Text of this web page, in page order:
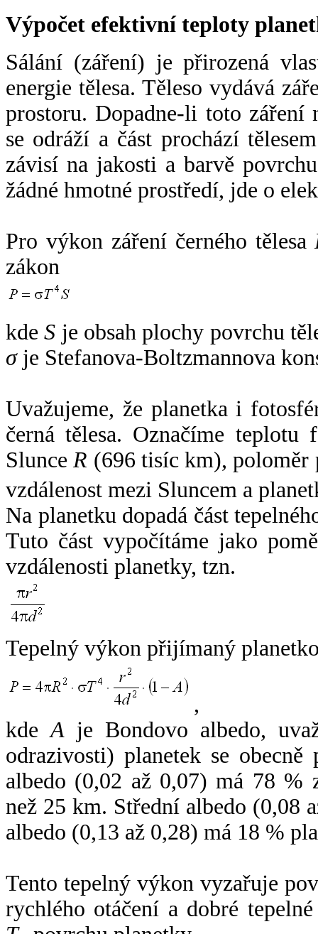
Výpočet efektivní teploty
Sálání (záření) je přirozená
energie tělesa. Těleso vydává
prostoru. Dopadne-li toto záření
se odráží a část prochází
závisí na jakosti a barvě
žádné hmotné prostředí, jde o
Pro výkon záření černého tělesa
zákon
kdeS je obsah plochy povrchu
σje Stefanova-Boltzmannova
Uvažujeme, že planetka i
černá tělesa. Označíme
SlunceR (696 tisíc km),
vzdálenost mezi Sluncem a
Na planetku dopadá část
Tuto část vypočítáme jako
vzdálenosti planetky, tzn.
Tepelný výkon přijímaný
,
kdeA je Bondovo albedo,
odrazivosti) planetek se
albedo (0,02 až 0,07) má 78 %
než 25 km. Střední albedo (0,08
albedo (0,13 až 0,28) má 18 %
Tento tepelný výkon vyzařuje
rychlého otáčení a dobré